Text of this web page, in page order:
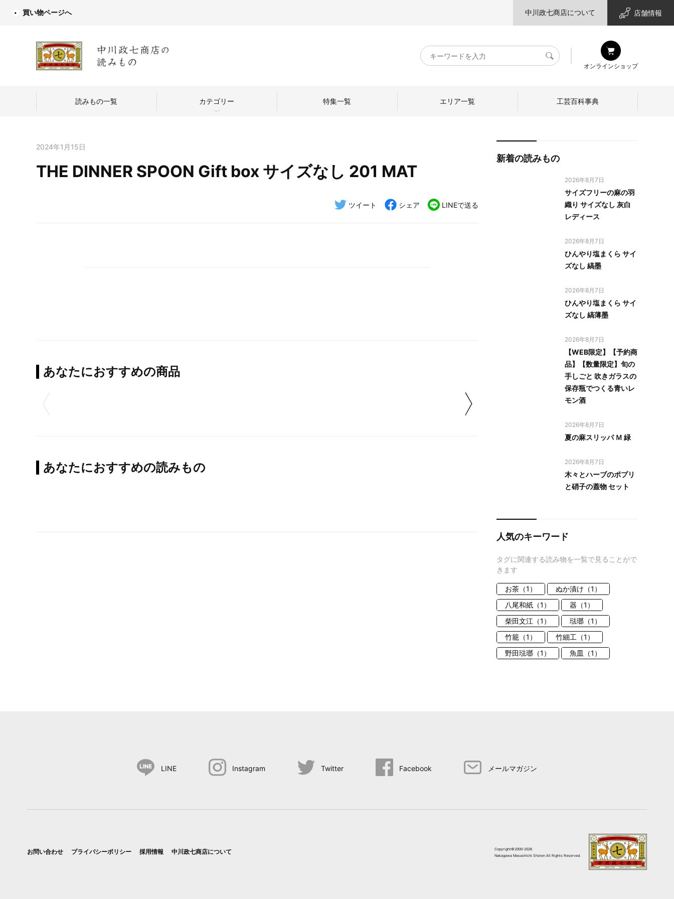
買い物ページへ 中川政七商店について 店舗情報
キ
ー
検
オンラインショップ
読みもの一覧 カテゴリー
中川政七商店のものづくり 日本の暮らし 中川政七商店のひと
特集一覧 エリア一覧 工芸百科事典
2024年1月15日
THE DINNER SPOON Gift box サイズなし 201 MAT
ツイート シェア LINEで送る
あなたにおすすめの商品
あなたにおすすめの読みもの
新着の読みもの
2026年8月7日
サイズフリーの麻の羽
織り サイズなし 灰白
レディース
2026年8月7日
ひんやり塩まくら サイ
ズなし 縞墨
2026年8月7日
ひんやり塩まくら サイ
ズなし 縞薄墨
2026年8月7日
【WEB限定】【予約商
品】【数量限定】旬の
手しごと 吹きガラスの
保存瓶でつくる青いレ
モン酒
2026年8月7日
夏の麻スリッパ Ｍ 緑
2026年8月7日
木々とハーブのポプリ
と硝子の蓋物 セット
人気のキーワード
タグに関連する読み物を一覧で見ることがで
きます
お茶（1）
ぬか漬け（1）
八尾和紙（1）
器（1）
柴田文江（1）
琺瑯（1）
竹籠（1）
竹細工（1）
野田琺瑯（1）
魚皿（1）
LINE Instagram Twitter Facebook メールマガジン
お問い合わせ プライバシーポリシー 採用情報 中川政七商店について
Copyright©2000-2026
Nakagawa Masashichi Shoten All Rights Reserved.